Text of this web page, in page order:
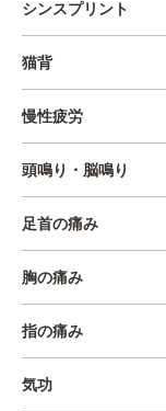
シンスプリント
猫背
慢性疲労
頭鳴り・脳鳴り
足首の痛み
胸の痛み
指の痛み
気功